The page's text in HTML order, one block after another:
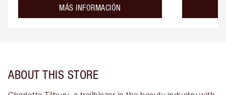
MÁS INFORMACIÓN
ABOUT THIS STORE